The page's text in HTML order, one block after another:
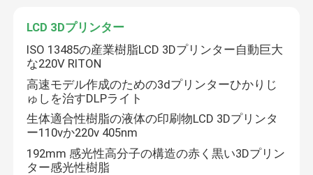
LCD 3Dプリンター
ISO 13485の産業樹脂LCD 3Dプリンター自動巨大
な220V RITON
高速モデル作成のための3dプリンターひかりじ
ゅしを治すDLPライト
生体適合性樹脂の液体の印刷物LCD 3Dプリンタ
ー110vか220v 405nm
192mm 感光性高分子の構造の赤く黒い3Dプリン
ター感光性樹脂